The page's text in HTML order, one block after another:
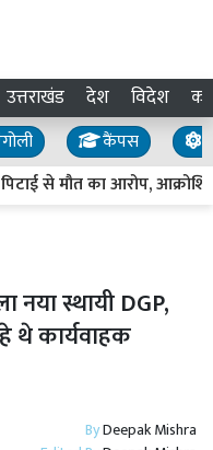
उत्तराखंड देश विदेश
कैंपस
से मौत का आरोप,
नया स्थायी DGP,
कार्यवाहक
ByDeepak Mishra